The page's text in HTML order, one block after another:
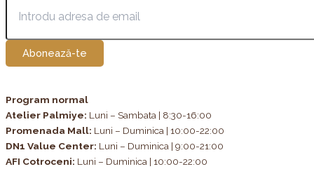
Abonează-te
Program normal
Atelier Palmiye: Luni – Sambata | 8:30-16:00
Promenada Mall: Luni – Duminica | 10:00-22:00
DN1 Value Center: Luni – Duminica | 9:00-21:00
AFI Cotroceni: Luni – Duminica | 10:00-22:00